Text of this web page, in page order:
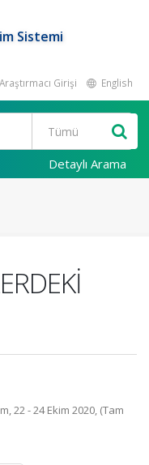
Sistemi
Araştırmacı Girişi English
Detaylı Arama
22 - 24 Ekim 2020, (Tam